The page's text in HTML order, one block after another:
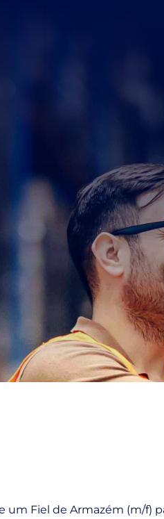
Fiel de Armazém (m/f)